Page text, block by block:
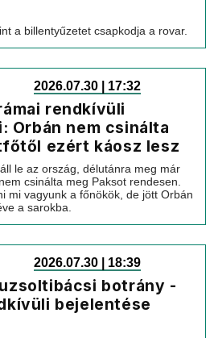
a billentyűzetet csapkodja a rovar.
2026.07.30 | 17:32
rendkívüli
Orbán nem csinálta
ezért káosz lesz
le az ország, délutánra meg már
csinálta meg Paksot rendesen.
mi vagyunk a főnökök, de jött Orbán
a sarokba.
2026.07.30 | 18:39
botrány -
bejelentése